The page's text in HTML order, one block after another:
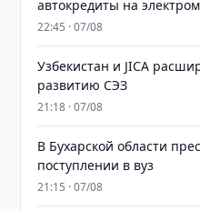
автокредиты на
22:45 · 07/08
Узбекистан и JICA
развитию СЭЗ
21:18 · 07/08
В Бухарской области
поступлении в вуз
21:15 · 07/08